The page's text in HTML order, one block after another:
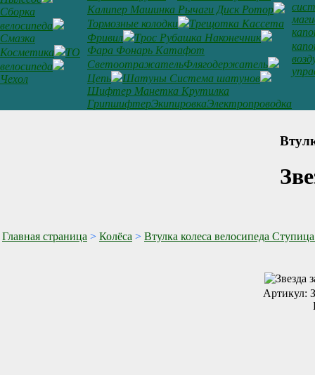
Сборка
велосипеда
Смазка
Косметика
ТО
велосипеда
Чехол
Калипер Машинка Рычаги Диск Ротор
Тормозные колодки
Трещотка Кассета
Фривил
Трос Рубашка Наконечник
Фара Фонарь Катафот
СветоотражательФлягодержатель
Цепь
Шатуны Система шатунов
Шифтер Манетка Крутилка
ГрипшифтерЭкипировкаЭлектропроводка
Главная страница > Колёса > Втулка колеса велосипеда
Артикул: